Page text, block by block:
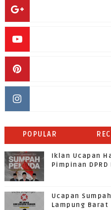
POPULAR
Iklan Ucapan
Pimpinan
Ucapan
Lampung Barat